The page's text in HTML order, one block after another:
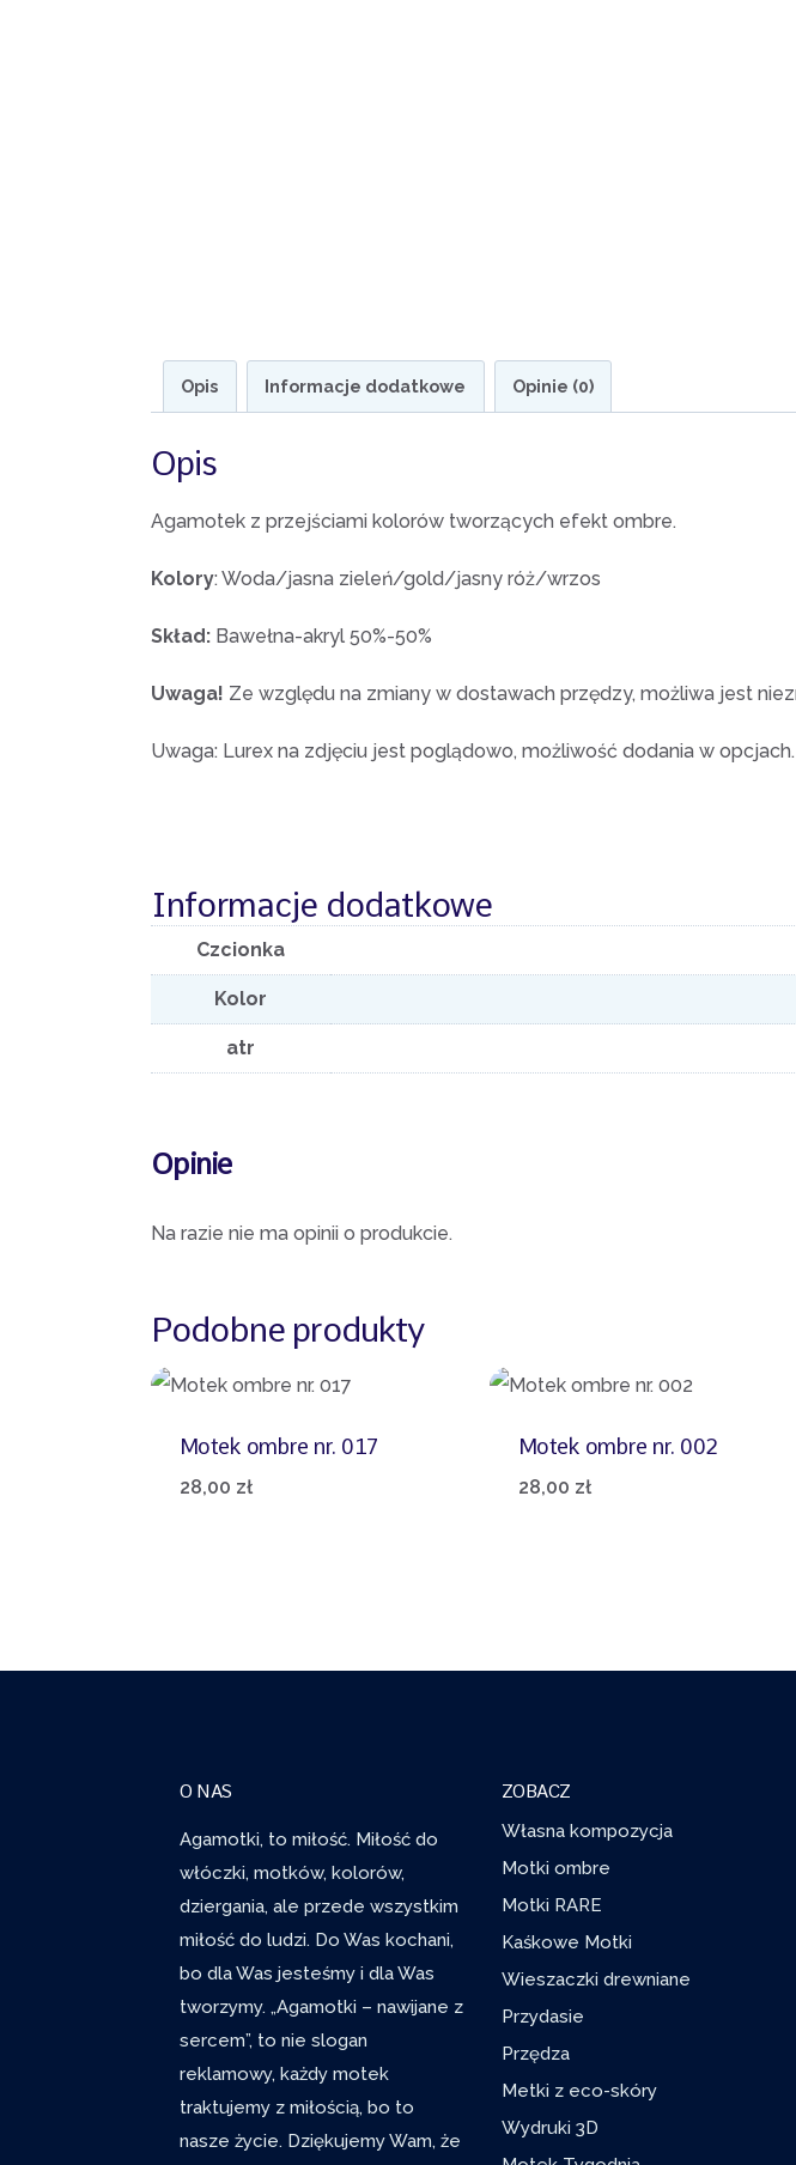
Opis Informacje dodatkowe Opinie (0)
Opis
Agamotek z przejściami kolorów tworzących efekt ombre.
Kolory: Woda/jasna zieleń/gold/jasny róż/wrzos
Skład: Bawełna-akryl 50%-50%
Uwaga! Ze względu na zmiany w dostawach przędzy, możliwa jest
Uwaga: Lurex na zdjęciu jest poglądowo, możliwość dodania w opcjach.
Informacje dodatkowe
Czcionka
Kolor
atr
Opinie
Na razie nie ma opinii o produkcie.
Podobne produkty
Motek ombre nr. 017
28,00 zł
Motek ombre nr. 002
28,00 zł
O NAS
Agamotki, to miłość. Miłość do
włóczki, motków, kolorów,
dziergania, ale przede wszystkim
miłość do ludzi. Do Was kochani,
bo dla Was jesteśmy i dla Was
tworzymy. „Agamotki – nawijane z
sercem”, to nie slogan
reklamowy, każdy motek
traktujemy z miłością, bo to
nasze życie. Dziękujemy Wam, że
ZOBACZ
Własna kompozycja
Motki ombre
Motki RARE
Kaśkowe Motki
Wieszaczki drewniane
Przydasie
Przędza
Metki z eco-skóry
Wydruki 3D